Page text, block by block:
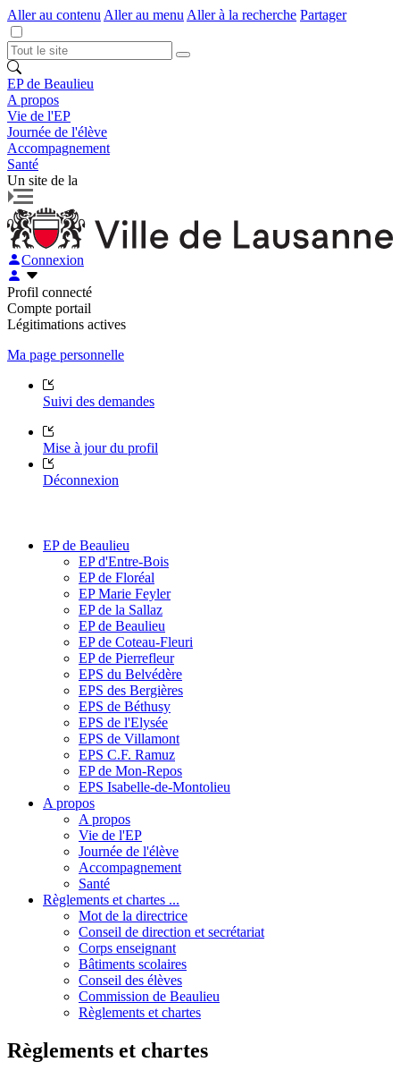
Aller au contenu Aller au menu Aller à la recherche Partager
EP de Beaulieu
A propos
Vie de l'EP
Journée de l'élève
Accompagnement
Santé
Un site de la
Connexion
Profil connecté
Compte portail
Légitimations actives
Ma page personnelle
Suivi des demandes
Mise à jour du profil
Déconnexion
EP de Beaulieu
EP d'Entre-Bois
EP de Floréal
EP Marie Feyler
EP de la Sallaz
EP de Beaulieu
EP de Coteau-Fleuri
EP de Pierrefleur
EPS du Belvédère
EPS des Bergières
EPS de Béthusy
EPS de l'Elysée
EPS de Villamont
EPS C.F. Ramuz
EP de Mon-Repos
EPS Isabelle-de-Montolieu
A propos
A propos
Vie de l'EP
Journée de l'élève
Accompagnement
Santé
Règlements et chartes ...
Mot de la directrice
Conseil de direction et secrétariat
Corps enseignant
Bâtiments scolaires
Conseil des élèves
Commission de Beaulieu
Règlements et chartes
Règlements et chartes